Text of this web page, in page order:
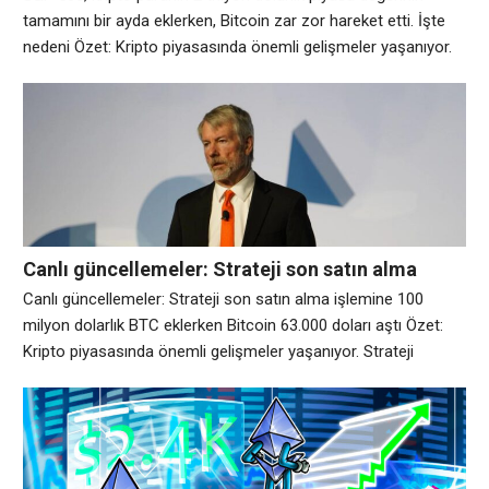
zor hareket etti. İşte nedeni
tamamını bir ayda eklerken, Bitcoin zar zor hareket etti. İşte
nedeni Özet: Kripto piyasasında önemli gelişmeler yaşanıyor.
olduğu gibi bu kez de geride kalıyor. Nedenleri bariz olanın
ötesine geçiyor. S&P 500 endeksi bu ay yüzde
Canlı güncellemeler: Strateji son satın alma
işlemine 100 milyon dolarlık BTC eklerken
Bitcoin 63.000 doları aştı
Canlı güncellemeler: Strateji son satın alma işlemine 100
milyon dolarlık BTC eklerken Bitcoin 63.000 doları aştı Özet:
Kripto piyasasında önemli gelişmeler yaşanıyor. Strateji
onayladı ve Değişken Oranlı A Serisi Sürekli Streç İmtiyazlı
Hisse Senedi (STRC) için altı aylık ödemelerin önünü açtı.
Değişiklik, STRC’nin temettü programını aylık ödemelerden